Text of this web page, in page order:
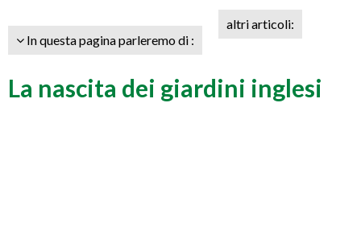
In questa pagina parleremo di :
altri articoli:
La nascita dei giardini inglesi